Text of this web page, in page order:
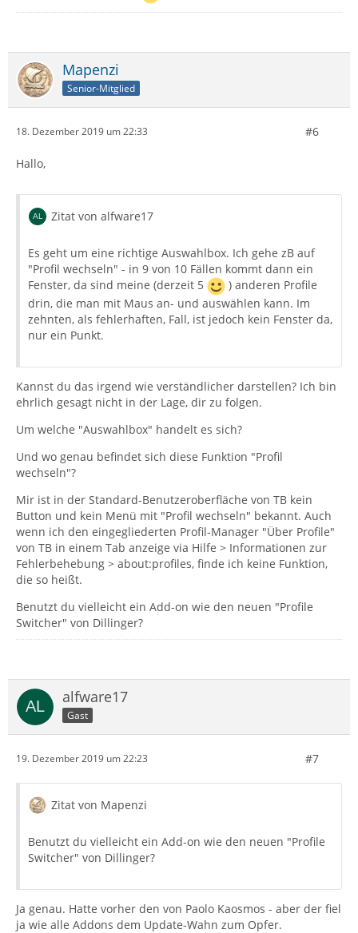
Mapenzi
Senior-Mitglied
18. Dezember 2019 um 22:33 #6
Hallo,
Zitat von alfware17
Es geht um eine richtige Auswahlbox. Ich gehe zB auf
"Profil wechseln" - in 9 von 10 Fällen kommt dann ein
Fenster, da sind meine (derzeit 5
) anderen Profile
drin, die man mit Maus an- und auswählen kann. Im
zehnten, als fehlerhaften, Fall, ist jedoch kein Fenster da,
nur ein Punkt.
Kannst du das irgend wie verständlicher darstellen? Ich bin
ehrlich gesagt nicht in der Lage, dir zu folgen.
Um welche "Auswahlbox" handelt es sich?
Und wo genau befindet sich diese Funktion "Profil
wechseln"?
Mir ist in der Standard-Benutzeroberfläche von TB kein
Button und kein Menü mit "Profil wechseln" bekannt. Auch
wenn ich den eingegliederten Profil-Manager "Über Profile"
von TB in einem Tab anzeige via Hilfe > Informationen zur
Fehlerbehebung > about:profiles, finde ich keine Funktion,
die so heißt.
Benutzt du vielleicht ein Add-on wie den neuen "Profile
Switcher" von Dillinger?
alfware17
Gast
19. Dezember 2019 um 22:23 #7
Zitat von Mapenzi
Benutzt du vielleicht ein Add-on wie den neuen "Profile
Switcher" von Dillinger?
Ja genau. Hatte vorher den von Paolo Kaosmos - aber der fiel
ja wie alle Addons dem Update-Wahn zum Opfer.